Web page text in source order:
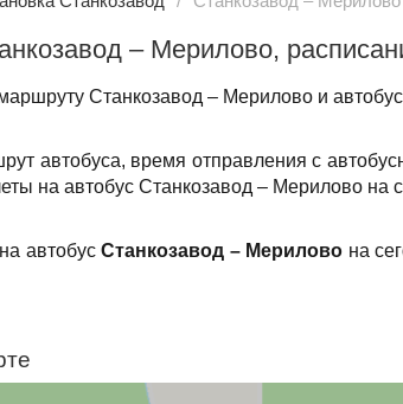
– Мерилово,
Станкозавод – Мерилово и
автобуса, время отправления с
на автобус Станкозавод – Мерилово на
на автобус Станкозавод – Мерилово на